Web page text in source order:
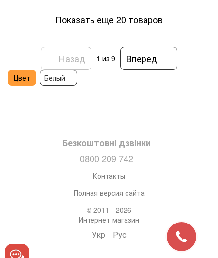
Показать еще 20 товаров
Назад 1 из 9 Вперед
Цвет Белый
Безкоштовні дзвінки
0800 209 742
Контакты
Полная версия сайта
© 2011—2026
Интернет-магазин
Укр Рус